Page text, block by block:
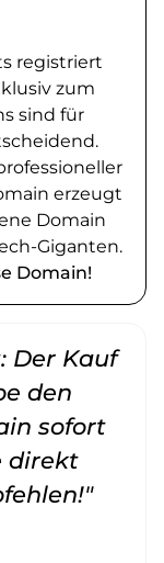
registriert
zum
sind für
erzeugt
Domain
Giganten.
Domain!
Der Kauf
den
sofort
direkt